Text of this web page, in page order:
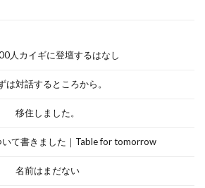
人カイギに登壇するはなし
は対話するところから。
移住しました。
いて書きました｜Table for tomorrow
名前はまだない